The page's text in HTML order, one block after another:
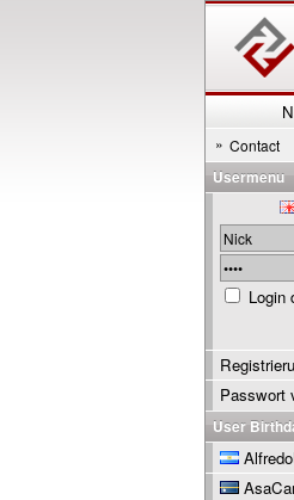
» Contact
Usermenu
Login
Passwort
User